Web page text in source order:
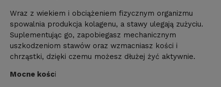
Wraz z wiekiem i obciążeniem fizycznym organizmu
spowalnia produkcja kolagenu, a stawy ulegają zużyciu.
Suplementując go, zapobiegasz mechanicznym
uszkodzeniom stawów oraz wzmacniasz kości i
chrząstki, dzięki czemu możesz dłużej żyć aktywnie.
Mocne kości